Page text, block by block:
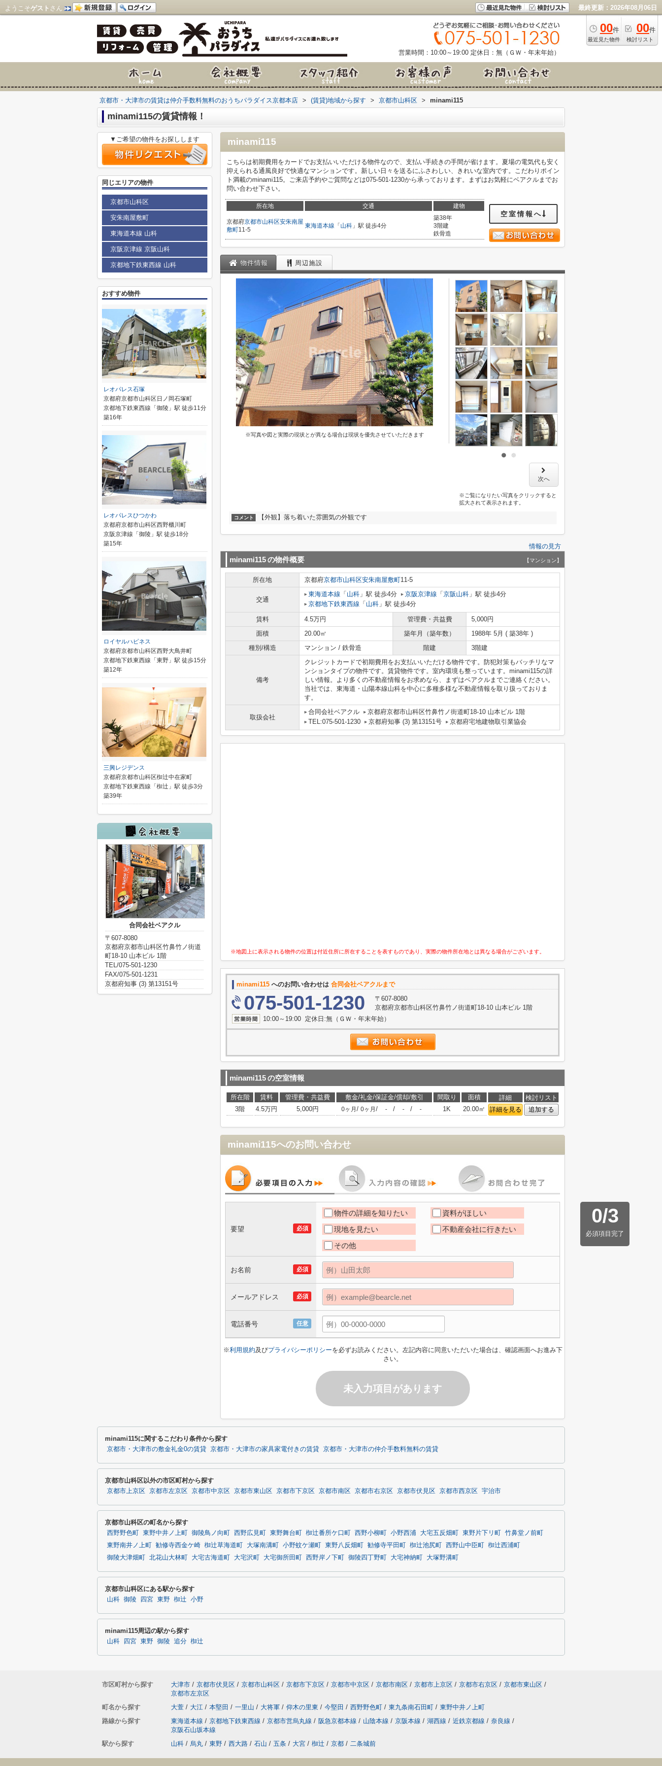
ようこそゲスト さん 最終更新：2026年08月06日
00件
最近見た物件
00件
検討リスト
営業時間：10:00～19:00 定休日：無（ＧＷ・年末年始）
京都市・大津市の賃貸は仲介手数料無料のおうちパラダイス京都本店 > (賃貸)地域から探す > 京都市山科区 > minami115
minami115の賃貸情報！
minami115
こちらは初期費用をカードでお支払いいただける物件なので、支払い手続きの手間が省けます。夏場の電気代も安く
抑えられる通風良好で快適なマンションです。新しい日々を送るにふさわしい、きれいな室内です。こだわりポイン
ト満載のminami115。ご来店予約やご質問などは075-501-1230から承っております。まずはお気軽にベアクルまでお
問い合わせ下さい。
所在地 交通 建物
京都府京都市山科区安朱南屋
敷町11-5
東海道本線 「 山科 」駅 徒歩4分
築38年
3階建
鉄骨造
空室情報へ
物件情報 周辺施設
※写真や図と実際の現状とが異なる場合は現状を優先させていただきます
次へ
※ご覧になりたい写真をクリックすると
拡大されて表示されます。
コメント 【外観】落ち着いた雰囲気の外観です
情報の見方
minami115の物件概要 【マンション】
所在地 京都府京都市山科区安朱南屋敷町11-5
交通
東海道本線 「 山科 」駅 徒歩4分 京阪京津線 「 京阪山科 」駅 徒歩4分
京都地下鉄東西線 「 山科 」駅 徒歩4分
賃料 4.5万円 管理費・共益費
5,000円
面積
20.00㎡ 築年月（築年数）
1988年 5月 ( 築38年 )
種別/構造
マンション / 鉄骨造 階建 3階建
備考
クレジットカードで初期費用をお支払いいただける物件です。防犯対策もバッチリなマ
ンションタイプの物件です。賃貸物件です。室内環境も整っています。minami115の詳
しい情報。より多くの不動産情報をお求めなら、まずはベアクルまでご連絡ください。
当社では、東海道・山陽本線山科を中心に多種多様な不動産情報を取り扱っておりま
す。
取扱会社
合同会社ベアクル
京都府京都市山科区竹鼻竹ノ街道町18-10 山本ビル 1階
TEL:075-501-1230
京都府知事 (3) 第13151号 京都府宅地建物取引業協会
※地図上に表示される物件の位置は付近住所に所在することを表すものであり、実際の物件所在地とは異なる場合がございます。
minami115 へのお問い合わせは 合同会社ベアクルまで
075-501-1230
〒607-8080
京都府京都市山科区竹鼻竹ノ街道町18-10 山本ビル 1階
10:00～19:00 定休日:無（ＧＷ・年末年始）
minami115の空室情報
所在階 賃料 管理費・共益費 敷金/礼金/保証金/償却/敷引 間取り 面積 詳細
検討リスト
3階
4.5万円 5,000円 0ヶ月 / 0ヶ月 / - / - / - 1K 20.00㎡ 詳細を見る 追加する
minami115へのお問い合わせ
0/3
必須項目完了
必須
要望
物件の詳細を知りたい
資料がほしい
現地を見たい
不動産会社に行きたい
その他
必須
お名前
必須
メールアドレス
任意
電話番号
※利用規約及びプライバシーポリシーを必ずお読みください。左記内容に同意いただいた場合は、確認画面へお進み下
さい。
未入力項目があります
▼ご希望の物件をお探しします
同じエリアの物件
京都市山科区
安朱南屋敷町
東海道本線 山科
京阪京津線 京阪山科
京都地下鉄東西線 山科
おすすめ物件
レオパレス石塚
京都府京都市山科区日ノ岡石塚町
京都地下鉄東西線「御陵」駅 徒歩11分
築16年
レオパレスひつかわ
京都府京都市山科区西野櫃川町
京阪京津線「御陵」駅 徒歩18分
築15年
ロイヤルハピネス
京都府京都市山科区西野大鳥井町
京都地下鉄東西線「東野」駅 徒歩15分
築12年
三興レジデンス
京都府京都市山科区椥辻中在家町
京都地下鉄東西線「椥辻」駅 徒歩3分
築39年
合同会社ベアクル
〒607-8080
京都府京都市山科区竹鼻竹ノ街道
町18-10 山本ビル 1階
TEL/075-501-1230
FAX/075-501-1231
京都府知事 (3) 第13151号
minami115に関するこだわり条件から探す
京都市・大津市の敷金礼金0の賃貸 京都市・大津市の家具家電付きの賃貸 京都市・大津市の仲介手数料無料の賃貸
京都市山科区以外の市区町村から探す
京都市上京区 京都市左京区 京都市中京区 京都市東山区 京都市下京区 京都市南区 京都市右京区 京都市伏見区 京都市西京区 宇治市
京都市山科区の町名から探す
西野野色町 東野中井ノ上町 御陵鳥ノ向町 西野広見町 東野舞台町 椥辻番所ケ口町 西野小柳町 小野西浦 大宅五反畑町 東野片下リ町
竹鼻堂ノ前町
東野南井ノ上町
勧修寺西金ケ崎 椥辻草海道町 大塚南溝町 小野蚊ケ瀬町 東野八反畑町 勧修寺平田町 椥辻池尻町 西野山中臣町
椥辻西浦町
御陵大津畑町
北花山大林町 大宅古海道町 大宅沢町 大宅御所田町 西野岸ノ下町 御陵四丁野町 大宅神納町 大塚野溝町
京都市山科区にある駅から探す
山科 御陵 四宮 東野 椥辻 小野
minami115周辺の駅から探す
山科 四宮 東野 御陵 追分 椥辻
市区町村から探す 大津市 / 京都市伏見区 / 京都市山科区 / 京都市下京区 / 京都市中京区 / 京都市南区 / 京都市上京区 / 京都市右京区 / 京都市東山区 /
京都市左京区
町名から探す
大萱 / 大江 / 本堅田 / 一里山 / 大将軍 / 仰木の里東 / 今堅田 / 西野野色町 / 東九条南石田町 / 東野中井ノ上町
路線から探す
東海道本線 / 京都地下鉄東西線 / 京都市営烏丸線 / 阪急京都本線 / 山陰本線 / 京阪本線 / 湖西線 / 近鉄京都線 / 奈良線 /
京阪石山坂本線
駅から探す
山科 / 烏丸 / 東野 / 西大路 / 石山 / 五条 / 大宮 / 椥辻 / 京都 / 二条城前